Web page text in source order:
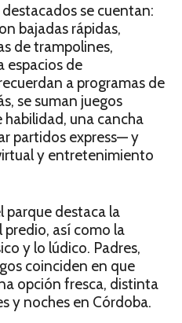
se cuentan:
bajadas rápidas,
de trampolines,
espacios de
a programas de
se suman juegos
una cancha
partidos express— y
y entretenimiento
parque destaca la
así como la
y lo lúdico. Padres,
coinciden en que
opción fresca, distinta
y noches en Córdoba.